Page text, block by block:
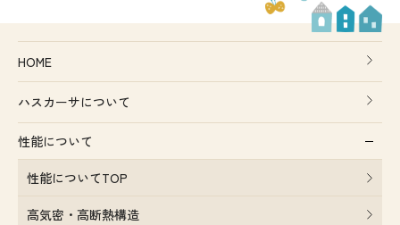
HOME
ハスカーサについて
性能について
性能についてTOP
高気密・高断熱構造